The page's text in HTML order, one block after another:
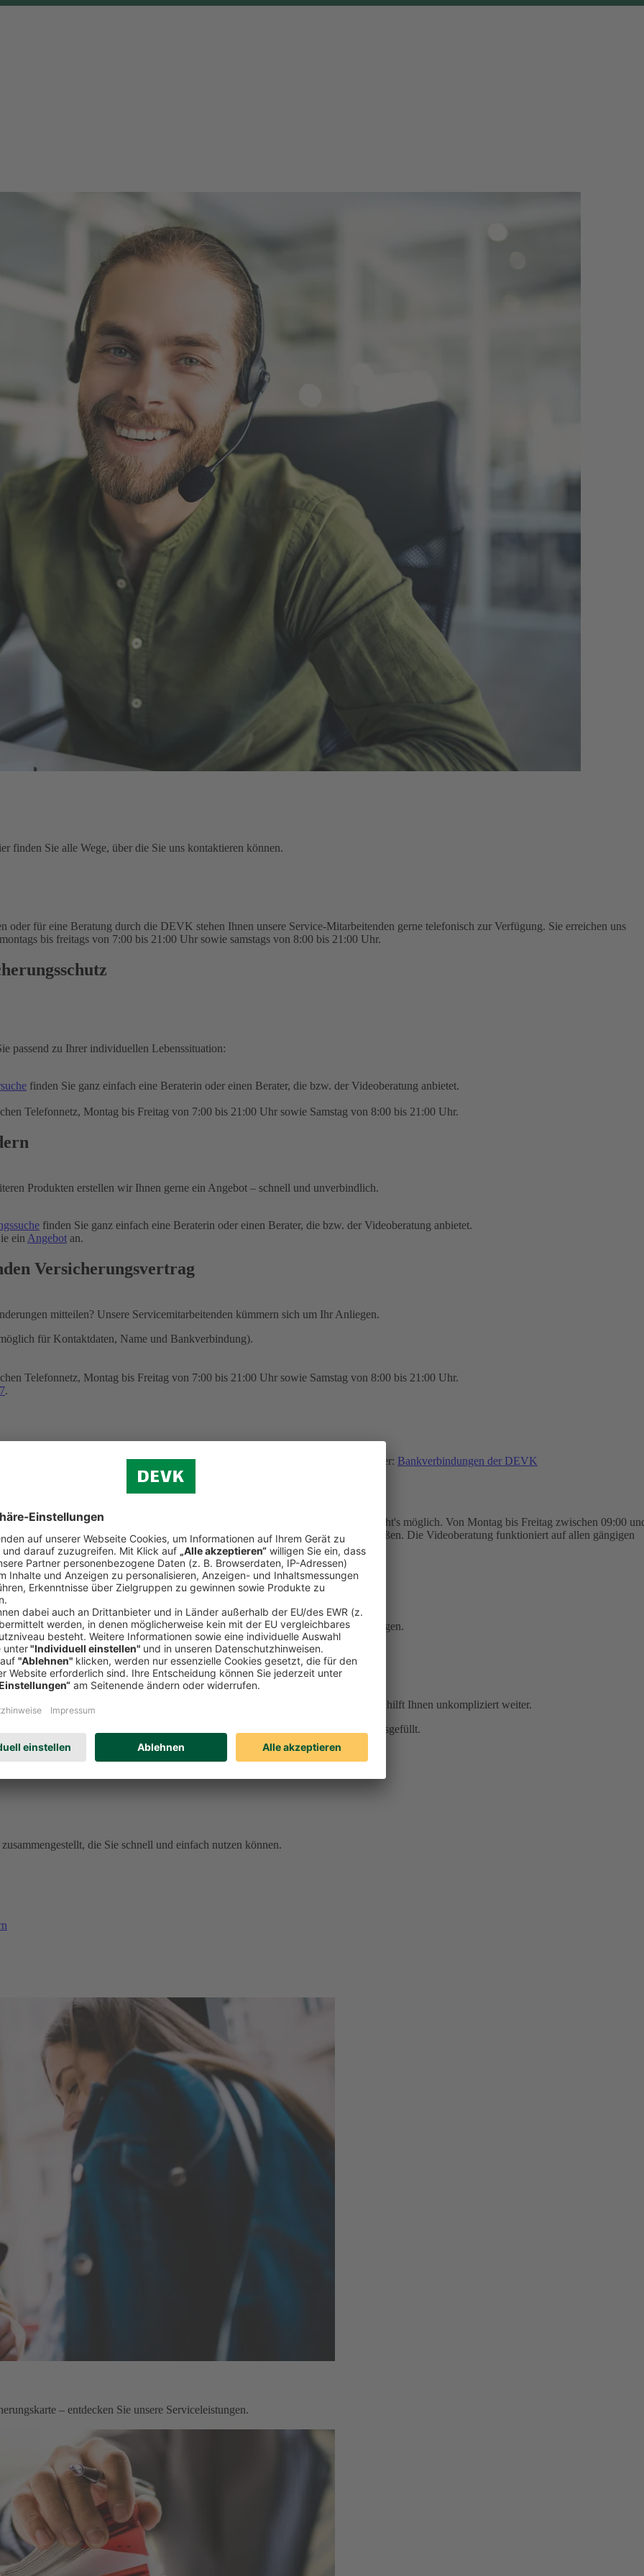
finden Sie alle Wege, über die Sie uns kontaktieren können.
oder für eine Beratung durch die DEVK stehen Ihnen unsere Service-Mitarbeitenden gerne telefonisch zur Verfügung. Sie erreichen uns
bis freitags von 7:00 bis 21:00 Uhr sowie samstags von 8:00 bis 21:00 Uhr.
passend zu Ihrer individuellen Lebenssituation:
finden Sie ganz einfach eine Beraterin oder einen Berater, die bzw. der Videoberatung anbietet.
Telefonnetz, Montag bis Freitag von 7:00 bis 21:00 Uhr sowie Samstag von 8:00 bis 21:00 Uhr.
Produkten erstellen wir Ihnen gerne ein Angebot – schnell und unverbindlich.
finden Sie ganz einfach eine Beraterin oder einen Berater, die bzw. der Videoberatung anbietet.
ein Angebot an.
Versicherungsvertrag
mitteilen? Unsere Servicemitarbeitenden kümmern sich um Ihr Anliegen.
für Kontaktdaten, Name und Bankverbindung).
Telefonnetz, Montag bis Freitag von 7:00 bis 21:00 Uhr sowie Samstag von 8:00 bis 21:00 Uhr.
.
SEPA sowie zum Erteilen eines SEPA-Lastschriftmandats finden Sie hier: Bankverbindungen der DEVK
Hause aus
Beratung? Wir sind gerne persönlich für Sie da: Unsere Videoberatung macht's möglich. Von Montag bis Freitag zwischen 09:00
Sie können auf diesem Wege auch einen Versicherungsvertrag abschließen. Die Videoberatung funktioniert auf allen gängigen
Sie sich jetzt bei meineDEVK an und profitieren Sie von unseren Serviceleistungen.
vergessen sind
schnell aus der Welt. Unser Schadenservice ist rund um die Uhr für Sie da und hilft Ihnen unkompliziert weiter.
meineDEVK. Wenn Sie eingeloggt sind, sind Ihre Daten dort bereits für Sie vorausgefüllt.
gebührenfrei aus dem deutschen Telefonnetz).
(gebührenpflichtig aus dem Ausland).
die Sie schnell und einfach nutzen können.
– entdecken Sie unsere Serviceleistungen.